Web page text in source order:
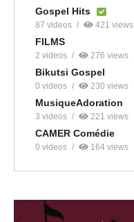
Gospel Hits
87 videos 421 views
FILMS
2 videos 276 views
Bikutsi Gospel
0 videos 230 views
MusiqueAdoration
3 videos 221 views
CAMER Comédie
0 videos 164 views